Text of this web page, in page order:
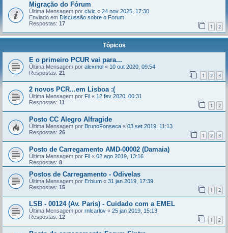
Migração do Fórum
Última Mensagem por civic « 24 nov 2025, 17:30
Enviado em Discussão sobre o Forum
Respostas: 17 1 2
Tópicos
E o primeiro PCUR vai para...
Última Mensagem por alexmol « 10 out 2020, 09:54
Respostas: 21 1 2 3
2 novos PCR...em Lisboa :(
Última Mensagem por Fil « 12 fev 2020, 00:31
Respostas: 11 1 2
Posto CC Alegro Alfragide
Última Mensagem por BrunoFonseca « 03 set 2019, 11:13
Respostas: 26 1 2 3
Posto de Carregamento AMD-00002 (Damaia)
Última Mensagem por Fil « 02 ago 2019, 13:16
Respostas: 8
Postos de Carregamento - Odivelas
Última Mensagem por Erbium « 31 jan 2019, 17:39
Respostas: 15 1 2
LSB - 00124 (Av. Paris) - Cuidado com a EMEL
Última Mensagem por rnlcarlov « 25 jan 2019, 15:13
Respostas: 12 1 2